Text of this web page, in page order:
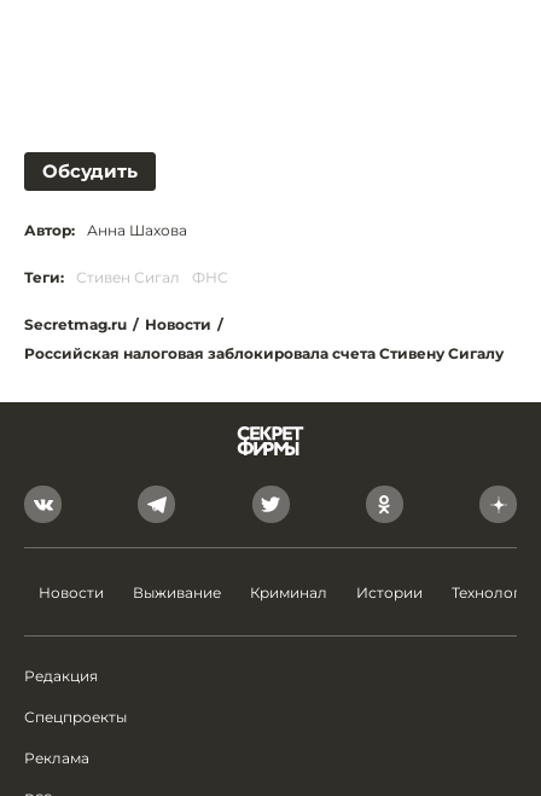
Обсудить
Автор: Анна Шахова
Теги: Стивен Сигал ФНС
Secretmag.ru / Новости /
Российская налоговая заблокировала счета Стивену Сигалу
Новости Выживание Криминал Истории Технологии
Редакция
Спецпроекты
Реклама